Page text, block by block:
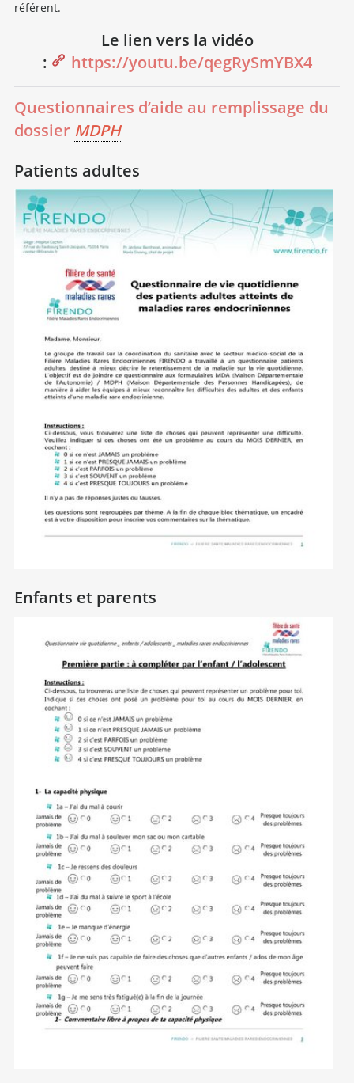
référent.
Le lien vers la vidéo
:
https://youtu.be/qegRySmYBX4
Questionnaires d’aide au remplissage du
dossier MDPH
Patients adultes
Enfants et parents